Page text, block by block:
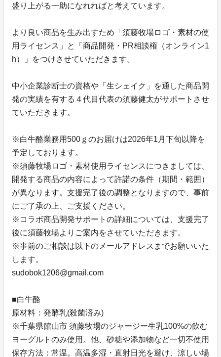
盛り上がる一助になれればと考えています。
より良い商品を生み出すため「須藤牧場ロゴ・素材の使
用ライセンス」と「商品開発・PR相談権（オンライン1
h）」をつけさせていただきます。
中小企業診断士の資格や「生シェイク」を通した商品開
発の実績を有する４代目代表の須藤健太がサポートさせ
ていただきます。
※白牛酪業務用500ｇのお届けは2026年1月下旬以降を
予定しております。
※須藤牧場ロゴ・素材使用ライセンスにつきましては、
開発する商品の内容によって許諾の条件（期間・範囲）
が異なります。支援完了後の調整となりますので、事前
にご了承の上、ご支援ください。
※コラボ商品開発サポートの詳細については、支援完了
後に須藤牧場よりご案内をさせていただきます。
※事前のご相談は以下のメールアドレスまでお願いいた
します。
sudobok1206@gmail.com
■白牛酪
原材料：発酵乳(殺菌済み)
※千葉県館山市 須藤牧場のジャージー生乳100%の飲む
ヨーグルトのみ使用。他、砂糖や添加物など一切不使用
保存方法：常温。高温多湿・直射日光を避け、涼しい場